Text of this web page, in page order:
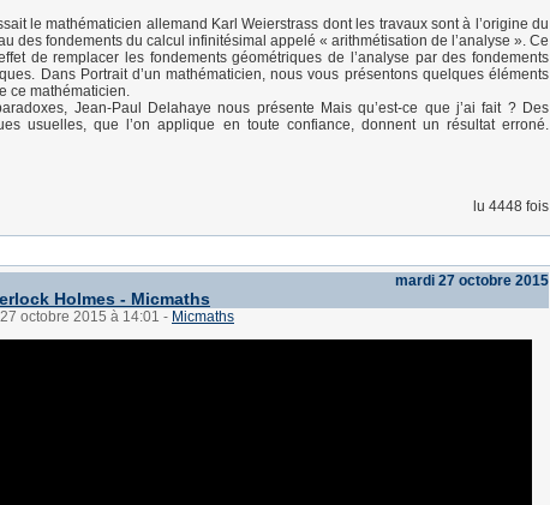
le mathématicien allemand Karl Weierstrass dont les travaux sont à l’origine du
des fondements du calcul infinitésimal appelé « arithmétisation de l’analyse ». Ce
de remplacer les fondements géométriques de l’analyse par des fondements
Dans Portrait d’un mathématicien, nous vous présentons quelques éléments
ce mathématicien.
Jean-Paul Delahaye nous présente Mais qu’est-ce que j’ai fait ? Des
usuelles, que l’on applique en toute confiance, donnent un résultat erroné.
lu 4448 fois
mardi 27 octobre 2015
Holmes - Micmaths
octobre 2015 à 14:01 - Micmaths